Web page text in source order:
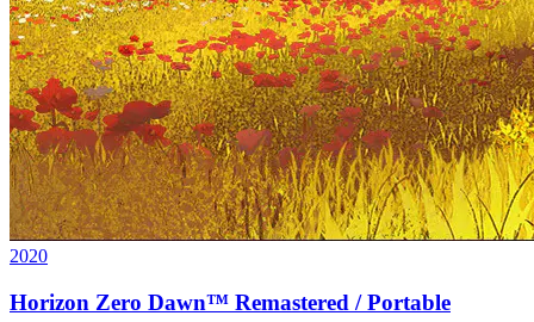
2020
Horizon Zero Dawn™ Remastered / Portable